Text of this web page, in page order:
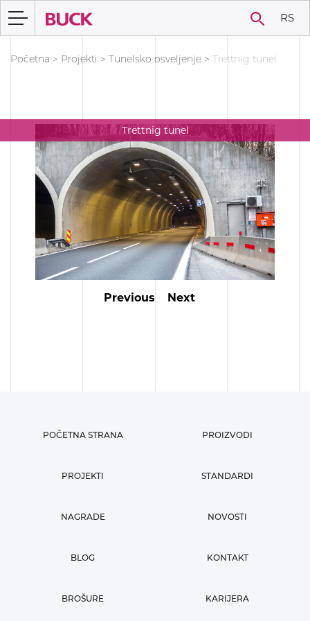
RS
Početna > Projekti > Tunelsko osveljenje > Trettnig tunel
Trettnig tunel
Previous Next
POČETNA STRANA PROIZVODI
PROJEKTI STANDARDI
NAGRADE NOVOSTI
BLOG KONTAKT
BROŠURE KARIJERA